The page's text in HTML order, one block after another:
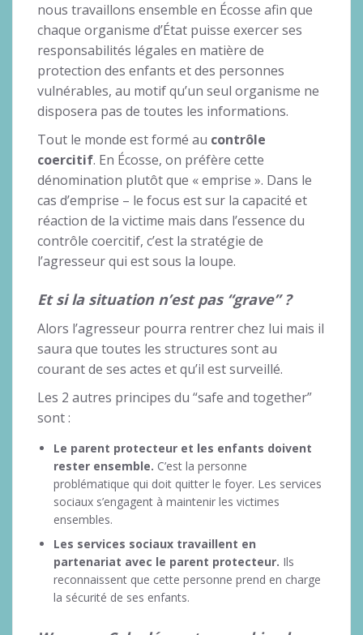
nous travaillons ensemble en Écosse afin que
chaque organisme d’État puisse exercer ses
responsabilités légales en matière de
protection des enfants et des personnes
vulnérables, au motif qu’un seul organisme ne
disposera pas de toutes les informations.
Tout le monde est formé au contrôle
coercitif. En Écosse, on préfère cette
dénomination plutôt que « emprise ». Dans le
cas d’emprise – le focus est sur la capacité et
réaction de la victime mais dans l’essence du
contrôle coercitif, c’est la stratégie de
l’agresseur qui est sous la loupe.
Et si la situation n’est pas “grave” ?
Alors l’agresseur pourra rentrer chez lui mais il
saura que toutes les structures sont au
courant de ses actes et qu’il est surveillé.
Les 2 autres principes du “safe and together”
sont :
Le parent protecteur et les enfants doivent
rester ensemble. C’est la personne
problématique qui doit quitter le foyer. Les services
sociaux s’engagent à maintenir les victimes
ensembles.
Les services sociaux travaillent en
partenariat avec le parent protecteur. Ils
reconnaissent que cette personne prend en charge
la sécurité de ses enfants.